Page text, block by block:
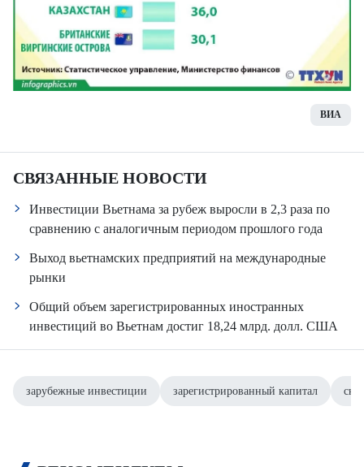
ВИА
СВЯЗАННЫЕ НОВОСТИ
Инвестиции Вьетнама за рубеж выросли в 2,3 раза по
сравнению с аналогичным периодом прошлого года
Выход вьетнамских предприятий на международные
рынки
Общий объем зарегистрированных иностранных
инвестиций во Вьетнам достиг 18,24 млрд. долл. США
зарубежные инвестиции зарегистрированный капитал